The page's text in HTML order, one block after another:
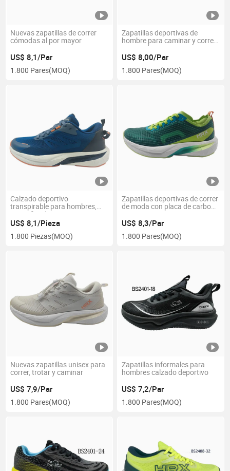
Nuevas zapatillas de correr
cómodas al por mayor
US$ 8,1/Par
1.800 Pares(MOQ)
Zapatillas deportivas de
hombre para caminar y correr
con cordones
US$ 8,00/Par
1.800 Pares(MOQ)
Calzado deportivo
transpirable para hombres,
zapatillas de correr
US$ 8,1/Pieza
1.800 Piezas(MOQ)
Zapatillas deportivas de correr
de moda con placa de carbono
US$ 8,3/Par
1.800 Pares(MOQ)
Nuevas zapatillas unisex para
correr, trotar y caminar
US$ 7,9/Par
1.800 Pares(MOQ)
Zapatillas informales para
hombres calzado deportivo
US$ 7,2/Par
1.800 Pares(MOQ)